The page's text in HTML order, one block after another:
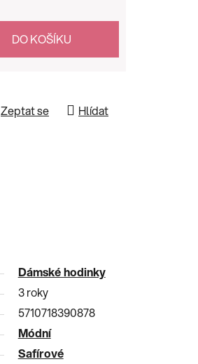
DO KOŠÍKU
Zeptat se Hlídat
Dámské hodinky
3 roky
5710718390878
Módní
Safírové